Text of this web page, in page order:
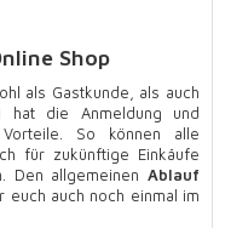
Shop
als Gastkunde, als auch
hat die Anmeldung und
So können alle
für zukünftige Einkäufe
Den allgemeinen Ablauf
euch auch noch einmal im